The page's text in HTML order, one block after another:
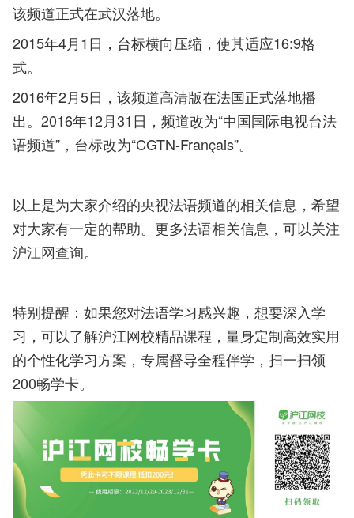
该频道正式在武汉落地。
2015年4月1日，台标横向压缩，使其适应16:9格
式。
2016年2月5日，该频道高清版在法国正式落地播
出。 2016年12月31日，频道改为“中国国际电视台法
语频道”，台标改为“CGTN-Français”。
以上是为大家介绍的央视法语频道的相关信息，希望
对大家有一定的帮助。更多法语相关信息，可以关注
沪江网查询。
特别提醒：如果您对法语学习感兴趣，想要深入学
习，可以了解沪江网校精品课程，量身定制高效实用
的个性化学习方案，专属督导全程伴学，扫一扫领
200畅学卡。